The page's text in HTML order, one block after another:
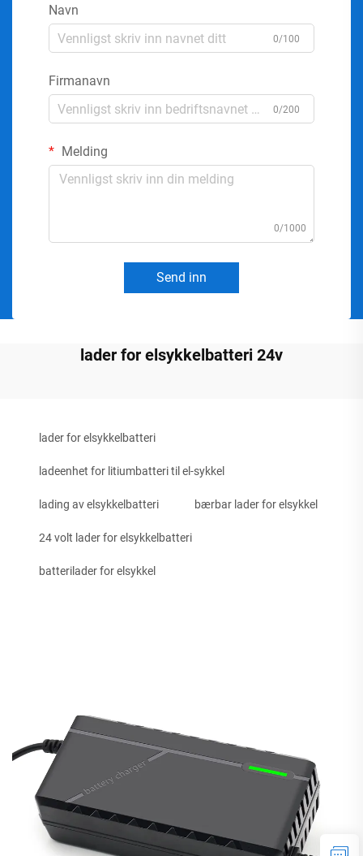
Navn
0/100
Firmanavn
0/200
Melding
0/1000
Send inn
lader for elsykkelbatteri 24v
lader for elsykkelbatteri
ladeenhet for litiumbatteri til el-sykkel
lading av elsykkelbatteri bærbar lader for elsykkel
24 volt lader for elsykkelbatteri
batterilader for elsykkel